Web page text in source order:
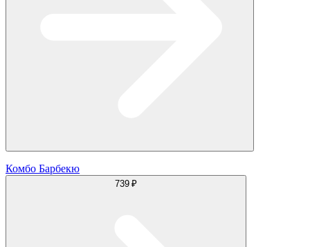
Комбо Барбекю
739 ₽